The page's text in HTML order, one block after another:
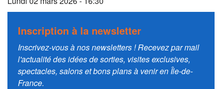
Inscription à la newsletter
Inscrivez-vous à nos newsletters ! Recevez par mail
l'actualité des idées de sorties, visites exclusives,
spectacles, salons et bons plans à venir en Île-de-
France.